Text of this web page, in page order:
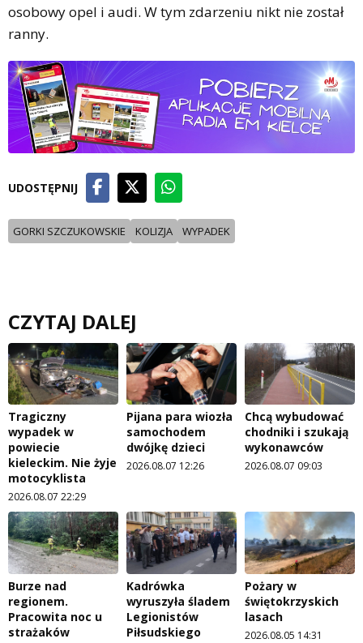
osobowy opel i audi. W tym zdarzeniu nikt nie został
ranny.
UDOSTĘPNIJ
GORKI SZCZUKOWSKIE KOLIZJA WYPADEK
CZYTAJ DALEJ
Tragiczny
wypadek w
powiecie
kieleckim. Nie żyje
motocyklista
2026.08.07 22:29
Pijana para wiozła
samochodem
dwójkę dzieci
2026.08.07 12:26
Chcą wybudować
chodniki i szukają
wykonawców
2026.08.07 09:03
Burze nad
regionem.
Pracowita noc u
strażaków
Kadrówka
wyruszyła śladem
Legionistów
Piłsudskiego
Pożary w
świętokrzyskich
lasach
2026.08.05 14:31